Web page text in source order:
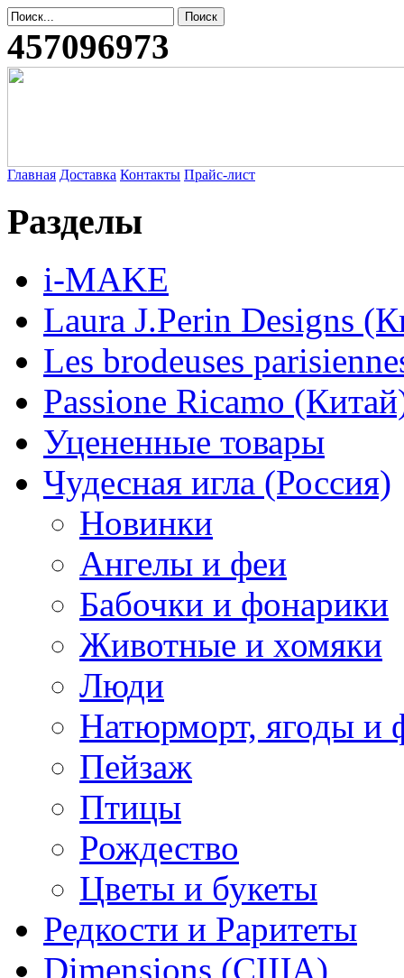
457096973
Главная Доставка Контакты Прайс-лист
Разделы
i-MAKE
Laura J.Perin Designs
Les brodeuses
Passione Ricamo
Уцененные товары
Чудесная игла (Россия)
Новинки
Ангелы и феи
Бабочки и фонарики
Животные и хомяки
Люди
Натюрморт, ягоды и
Пейзаж
Птицы
Рождество
Цветы и букеты
Редкости и Раритеты
Dimensions (США)